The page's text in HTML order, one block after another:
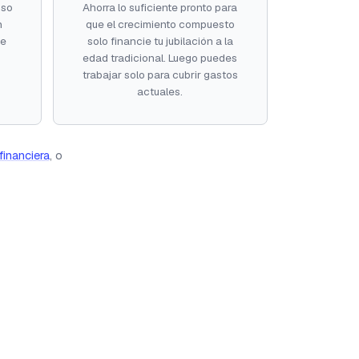
Ahorra lo suficiente pronto para
que el crecimiento compuesto
solo financie tu jubilación a la
edad tradicional. Luego puedes
trabajar solo para cubrir gastos
actuales.
, o